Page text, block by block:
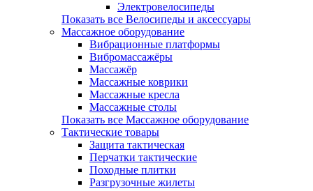
Электровелосипеды
Показать все Велосипеды и аксессуары
Массажное оборудование
Вибрационные платформы
Вибромассажёры
Массажёр
Массажные коврики
Массажные кресла
Массажные столы
Показать все Массажное оборудование
Тактические товары
Защита тактическая
Перчатки тактические
Походные плитки
Разгрузочные жилеты